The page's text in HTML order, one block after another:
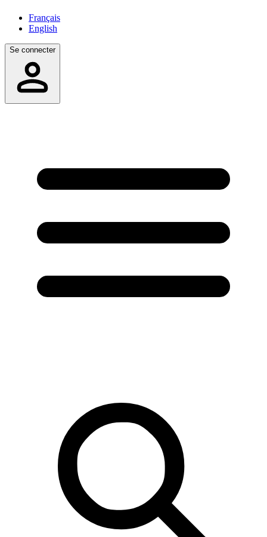
Français
English
Se connecter